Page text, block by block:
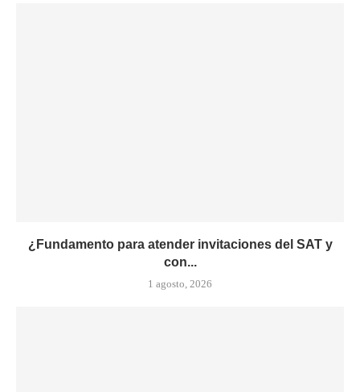
¿Fundamento para atender invitaciones del SAT y
con...
1 agosto, 2026